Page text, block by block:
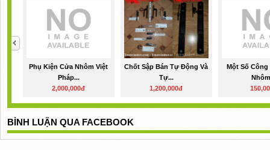
Phụ Kiện Cửa Nhôm Việt
Pháp...
2,000,000đ
Chốt Sập Bán Tự Động Và
Tự...
1,200,000đ
Một Số Công
BÌNH LUẬN QUA FACEBOOK